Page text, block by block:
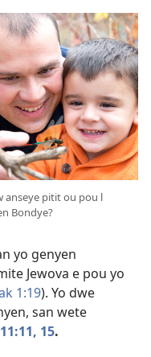
anseye pitit ou pou l
Bondye?
yo genyen
Jewova e pou yo
1:19). Yo dwe
san wete
15.